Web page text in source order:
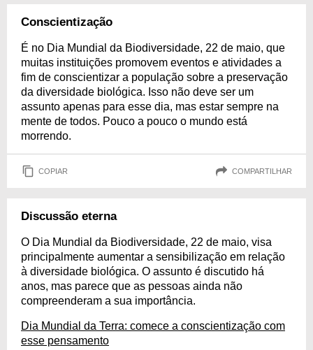
Conscientização
É no Dia Mundial da Biodiversidade, 22 de maio, que
muitas instituições promovem eventos e atividades a
fim de conscientizar a população sobre a preservação
da diversidade biológica. Isso não deve ser um
assunto apenas para esse dia, mas estar sempre na
mente de todos. Pouco a pouco o mundo está
morrendo.
COPIAR COMPARTILHAR
Discussão eterna
O Dia Mundial da Biodiversidade, 22 de maio, visa
principalmente aumentar a sensibilização em relação
à diversidade biológica. O assunto é discutido há
anos, mas parece que as pessoas ainda não
compreenderam a sua importância.
Dia Mundial da Terra: comece a conscientização com
esse pensamento